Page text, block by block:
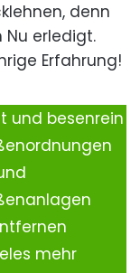
denn
Nu erledigt.
Erfahrung!
und besenrein
mehr